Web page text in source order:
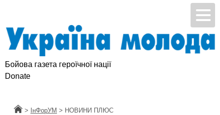
Бойова газета героїчної нації
Donate
Головна
> ІнФорУМ > НОВИНИ ПЛЮС